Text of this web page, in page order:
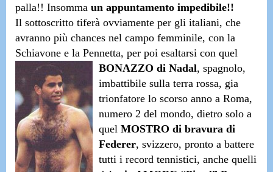
palla!! Insomma un appuntamento impedibile!!
Il sottoscritto tiferà ovviamente per gli italiani, che
avranno più chances nel campo femminile, con la
Schiavone e la Pennetta, per poi esaltarsi con quel
BONAZZO di Nadal, spagnolo,
imbattibile sulla terra rossa, gia
trionfatore lo scorso anno a Roma,
numero 2 del mondo, dietro solo a
quel MOSTRO di bravura di
Federer, svizzero, pronto a battere
tutti i record tennistici, anche quelli